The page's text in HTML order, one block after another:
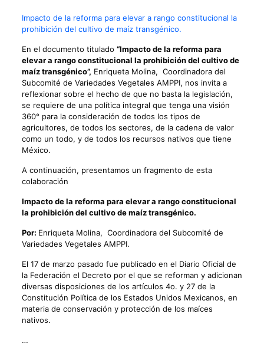
Impacto de la reforma para elevar a rango constitucional la
prohibición del cultivo de maíz transgénico.
En el documento titulado “Impacto de la reforma para
elevar a rango constitucional la prohibición del cultivo de
maíz transgénico”, Enriqueta Molina, Coordinadora del
Subcomité de Variedades Vegetales AMPPI, nos invita a
reflexionar sobre el hecho de que no basta la legislación,
se requiere de una política integral que tenga una visión
360° para la consideración de todos los tipos de
agricultores, de todos los sectores, de la cadena de valor
como un todo, y de todos los recursos nativos que tiene
México.
A continuación, presentamos un fragmento de esta
colaboración
Impacto de la reforma para elevar a rango constitucional
la prohibición del cultivo de maíz transgénico.
Por: Enriqueta Molina, Coordinadora del Subcomité de
Variedades Vegetales AMPPI.
El 17 de marzo pasado fue publicado en el Diario Oficial de
la Federación el Decreto por el que se reforman y adicionan
diversas disposiciones de los artículos 4o. y 27 de la
Constitución Política de los Estados Unidos Mexicanos, en
materia de conservación y protección de los maíces
nativos.
…